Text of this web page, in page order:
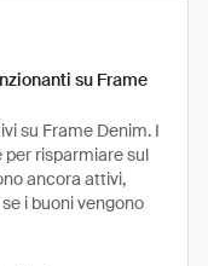
su Frame
su Frame Denim. I
per risparmiare sul
ancora attivi,
i buoni vengono